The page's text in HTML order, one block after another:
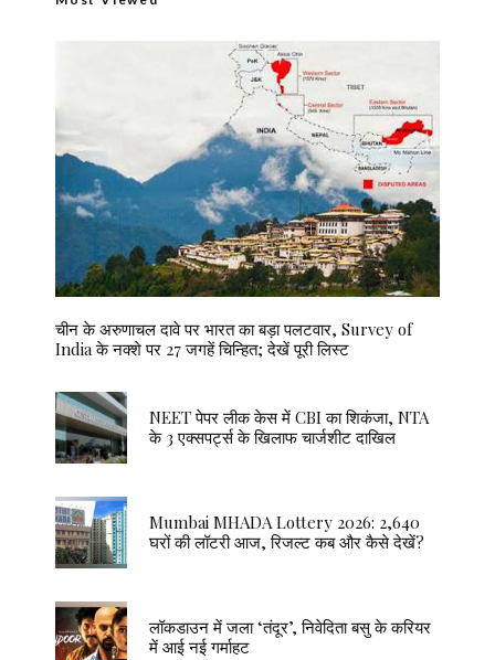
चीन के अरुणाचल दावे पर भारत का बड़ा पलटवार, Survey of
India के नक्शे पर 27 जगहें चिन्हित; देखें पूरी लिस्ट
NEET पेपर लीक केस में CBI का शिकंजा, NTA
के 3 एक्सपर्ट्स के खिलाफ चार्जशीट दाखिल
Mumbai MHADA Lottery 2026: 2,640
घरों की लॉटरी आज, रिजल्ट कब और कैसे देखें?
लॉकडाउन में जला ‘तंदूर’, निवेदिता बसु के करियर
में आई नई गर्माहट